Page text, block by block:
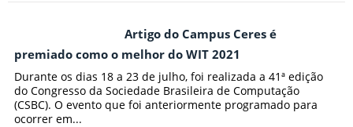
Artigo do Campus Ceres é
premiado como o melhor do WIT 2021
Durante os dias 18 a 23 de julho, foi realizada a 41ª edição
do Congresso da Sociedade Brasileira de Computação
(CSBC). O evento que foi anteriormente programado para
ocorrer em...